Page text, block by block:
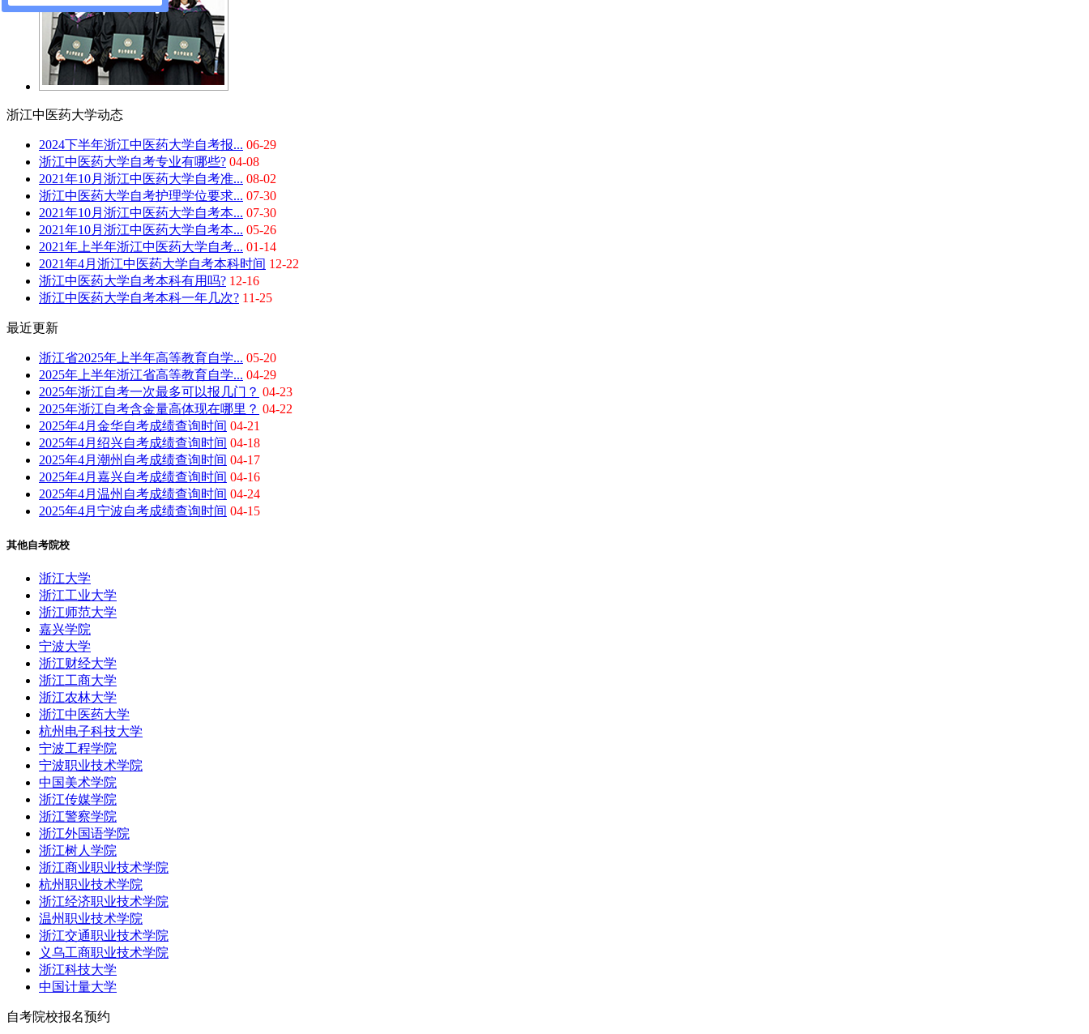
浙江中医药大学动态
2024下半年浙江中医药大学自考报... 06-29
浙江中医药大学自考专业有哪些? 04-08
2021年10月浙江中医药大学自考准... 08-02
浙江中医药大学自考护理学位要求... 07-30
2021年10月浙江中医药大学自考本... 07-30
2021年10月浙江中医药大学自考本... 05-26
2021年上半年浙江中医药大学自考... 01-14
2021年4月浙江中医药大学自考本科时间 12-22
浙江中医药大学自考本科有用吗? 12-16
浙江中医药大学自考本科一年几次? 11-25
最近更新
浙江省2025年上半年高等教育自学... 05-20
2025年上半年浙江省高等教育自学... 04-29
2025年浙江自考一次最多可以报几门？ 04-23
2025年浙江自考含金量高体现在哪里？ 04-22
2025年4月金华自考成绩查询时间 04-21
2025年4月绍兴自考成绩查询时间 04-18
2025年4月潮州自考成绩查询时间 04-17
2025年4月嘉兴自考成绩查询时间 04-16
2025年4月温州自考成绩查询时间 04-24
2025年4月宁波自考成绩查询时间 04-15
其他自考院校
浙江大学
浙江工业大学
浙江师范大学
嘉兴学院
宁波大学
浙江财经大学
浙江工商大学
浙江农林大学
浙江中医药大学
杭州电子科技大学
宁波工程学院
宁波职业技术学院
中国美术学院
浙江传媒学院
浙江警察学院
浙江外国语学院
浙江树人学院
浙江商业职业技术学院
杭州职业技术学院
浙江经济职业技术学院
温州职业技术学院
浙江交通职业技术学院
义乌工商职业技术学院
浙江科技大学
中国计量大学
自考院校报名预约